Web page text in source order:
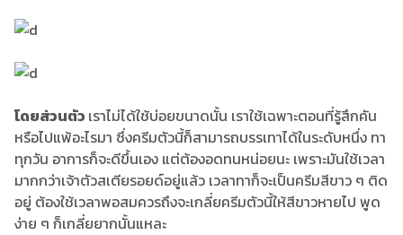
โดยส่วนตัว เราไม่ได้ใช้บ่อยขนาดนั้น เราใช้เฉพาะตอนที่รู้สึกคัน
หรือไปแพ้อะไรมา ซึ่งครีมตัวนี้ก็สามารถบรรเทาได้ในระดับหนึ่ง ทา
ทุกวัน อาการก็จะดีขึ้นเอง แต่ต้องอดทนหน่อยนะ เพราะมันใช้เวลา
มากกว่าเจ้าตัวสเตียรอยด์อยู่แล้ว เวลาทาก็จะเป็นครีมสีขาว ๆ ติด
อยู่ ต้องใช้เวลาพอสมควรถึงจะเกลี่ยครีมตัวนี้ให้สีขาวหายไป พูด
ง่าย ๆ ก็เกลี่ยยากนั้นแหละ